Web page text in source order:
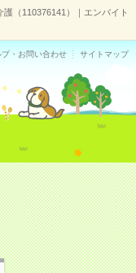
（110376141）｜エンバイト
プ・お問い合わせ サイトマップ